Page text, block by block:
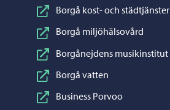
Borgå kost- och städtjänster
Borgå miljöhälsovård
Borgånejdens musikinstitut
Borgå vatten
Business Porvoo